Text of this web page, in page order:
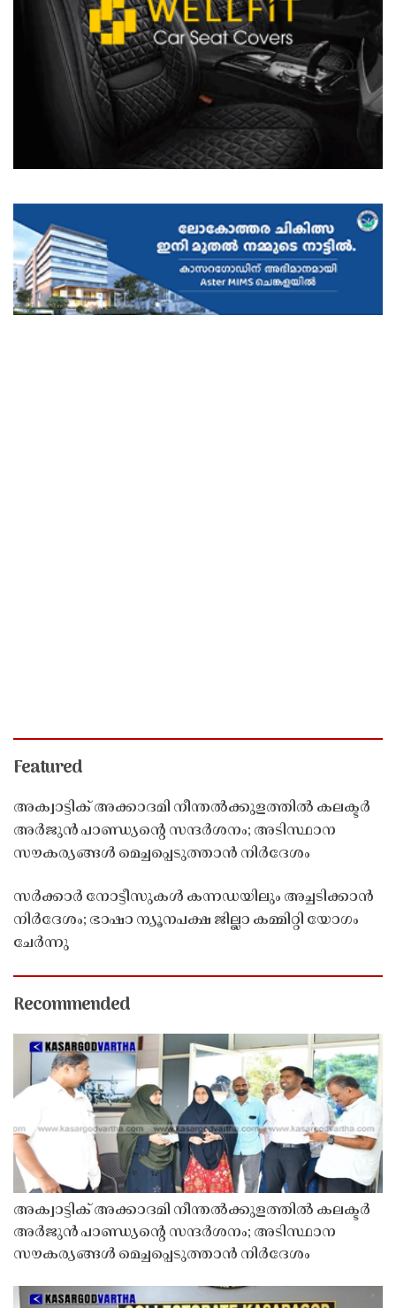
Featured
അക്വാട്ടിക് അക്കാദമി നീന്തൽക്കുളത്തിൽ കലക്ടർ
അർജുൻ പാണ്ഡ്യൻ്റെ സന്ദർശനം; അടിസ്ഥാന
സൗകര്യങ്ങൾ മെച്ചപ്പെടുത്താൻ നിർദേശം
സർക്കാർ നോട്ടീസുകൾ കന്നഡയിലും അച്ചടിക്കാൻ
നിർദേശം; ഭാഷാ ന്യൂനപക്ഷ ജില്ലാ കമ്മിറ്റി യോഗം
ചേർന്നു
Recommended
അക്വാട്ടിക് അക്കാദമി നീന്തൽക്കുളത്തിൽ കലക്ടർ
അർജുൻ പാണ്ഡ്യൻ്റെ സന്ദർശനം; അടിസ്ഥാന
സൗകര്യങ്ങൾ മെച്ചപ്പെടുത്താൻ നിർദേശം